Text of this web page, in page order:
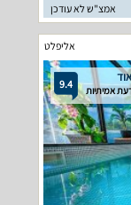
אמצ"ש לא עודכן
אליפלט
9.4